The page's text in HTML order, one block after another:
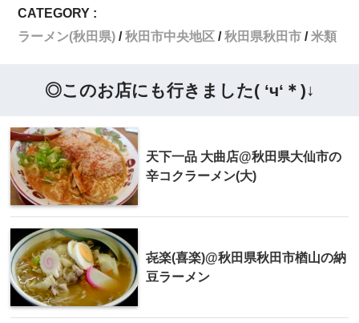
CATEGORY :
ラーメン(秋田県)
秋田市中央地区 秋田県秋田市 米類
◎このお店にも行きました( ‘ч‘＊)↓
天下一品 大曲店@秋田県大仙市の
辛コクラーメン(大)
㐂楽(喜楽)@秋田県秋田市楢山の納
豆ラーメン